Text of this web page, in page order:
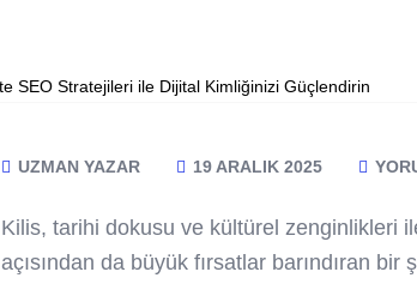
UZMAN YAZAR 19 ARALIK 2025
Kilis, tarihi dokusu ve kültürel zenginlikleri
açısından da büyük fırsatlar barındıran